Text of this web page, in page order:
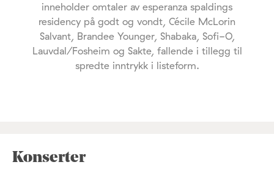
inneholder omtaler av esperanza spaldings
residency på godt og vondt, Cécile McLorin
Salvant, Brandee Younger, Shabaka, Sofi-O,
Lauvdal/Fosheim og Sakte, fallende i tillegg til
spredte inntrykk i listeform.
Konserter